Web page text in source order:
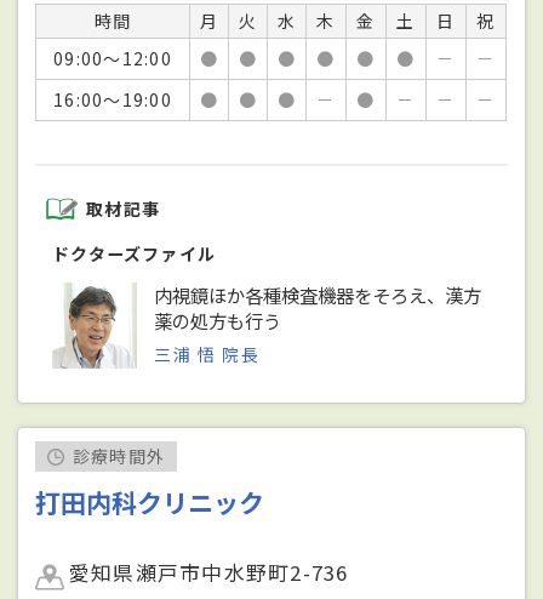
時間 月 火 水 木 金 土 日
祝
09:00～12:00
● ● ● ● ● ● －
－
16:00～19:00
● ● ● － ● － － －
取材記事
ドクターズファイル
内視鏡ほか各種検査機器をそろえ、漢方
薬の処方も行う
三浦 悟 院長
診療時間外
打田内科クリニック
愛知県瀬戸市中水野町2-736